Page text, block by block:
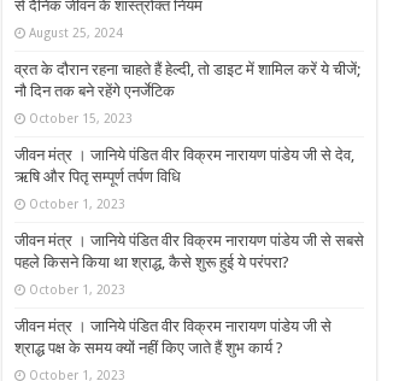
से दैनिक जीवन के शास्त्रोक्त नियम
August 25, 2024
व्रत के दौरान रहना चाहते हैं हेल्दी, तो डाइट में शामिल करें ये चीजें;
नौ दिन तक बने रहेंगे एनर्जेटिक
October 15, 2023
जीवन मंत्र । जानिये पंडित वीर विक्रम नारायण पांडेय जी से देव,
ऋषि और पितृ सम्पूर्ण तर्पण विधि
October 1, 2023
जीवन मंत्र । जानिये पंडित वीर विक्रम नारायण पांडेय जी से सबसे
पहले किसने किया था श्राद्ध, कैसे शुरू हुई ये परंपरा?
October 1, 2023
जीवन मंत्र । जानिये पंडित वीर विक्रम नारायण पांडेय जी से
श्राद्ध पक्ष के समय क्यों नहीं किए जाते हैं शुभ कार्य ?
October 1, 2023